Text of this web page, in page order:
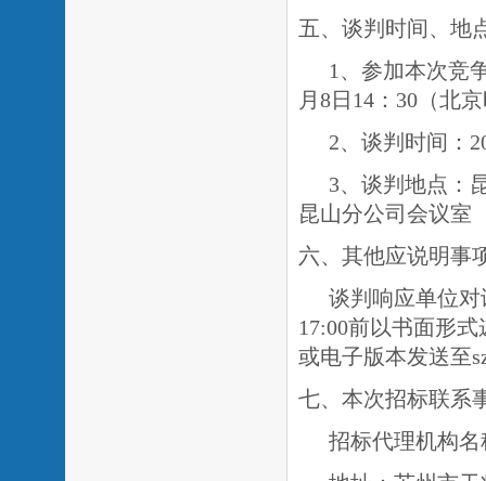
五、谈判时间、地
1、参加本次竞
月8日14：30（北
2、谈判时间：
3、谈判地点：
昆山分公司会议室
六、其他应说明事
谈判响应单位
17:00前以书面形
或电子版本发送至
七、本次招标联系
招标代理机构